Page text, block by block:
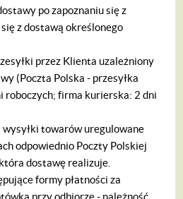
po zapoznaniu się z
z dostawą określonego
przez Klienta uzależniony
(Poczta Polska - przesyłka
roboczych; firma kurierska: 2 dni
wysyłki towarów uregulowane
odpowiednio Poczty Polskiej
dostawę realizuje.
formy płatności za
przy odbiorze - należność